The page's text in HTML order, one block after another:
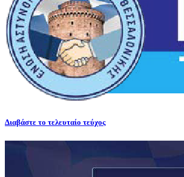
Διαβάστε το τελευταίο τεύχος